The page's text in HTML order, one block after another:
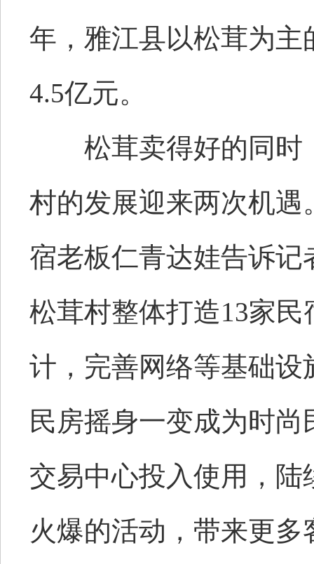
年，雅江县以松茸为主
4.5亿元。
松茸卖得好的同时
村的发展迎来两次机遇
宿老板仁青达娃告诉记
松茸村整体打造13家
计，完善网络等基础
民房摇身一变成为时
交易中心投入使用，
火爆的活动，带来更